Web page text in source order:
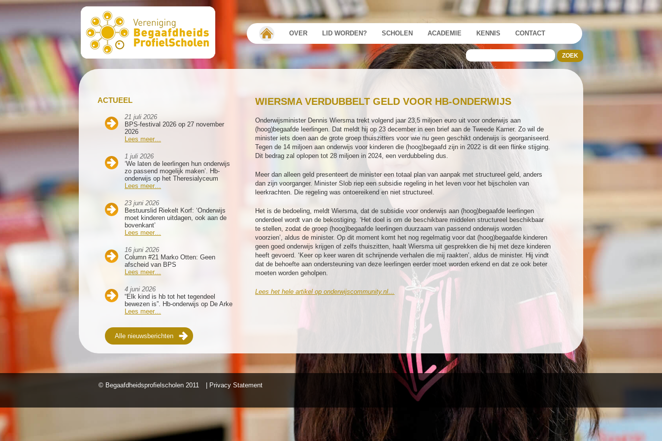
OVER LID WORDEN? SCHOLEN ACADEMIE KENNIS CONTACT
ACTUEEL
21 juli 2026
BPS-festival 2026 op 27 november
2026
Lees meer…
1 juli 2026
‘We laten de leerlingen hun onderwijs
zo passend mogelijk maken’. Hb-
onderwijs op het Theresialyceum
Lees meer…
23 juni 2026
Bestuurslid Riekelt Korf: ‘Onderwijs
moet kinderen uitdagen, ook aan de
bovenkant’
Lees meer…
16 juni 2026
Column #21 Marko Otten: Geen
afscheid van BPS
Lees meer…
4 juni 2026
“Elk kind is hb tot het tegendeel
bewezen is”. Hb-onderwijs op De Arke
Lees meer…
Alle nieuwsberichten
WIERSMA VERDUBBELT GELD VOOR HB-ONDERWIJS
Onderwijsminister Dennis Wiersma trekt volgend jaar 23,5 miljoen euro uit voor onderwijs aan
(hoog)begaafde leerlingen. Dat meldt hij op 23 december in een brief aan de Tweede Kamer. Zo wil de
minister iets doen aan de grote groep thuiszitters voor wie nu geen geschikt onderwijs is georganiseerd.
Tegen de 14 miljoen aan onderwijs voor kinderen die (hoog)begaafd zijn in 2022 is dit een flinke stijging.
Dit bedrag zal oplopen tot 28 miljoen in 2024, een verdubbeling dus.
Meer dan alleen geld presenteert de minister een totaal plan van aanpak met structureel geld, anders
dan zijn voorganger. Minister Slob riep een subsidie regeling in het leven voor het bijscholen van
leerkrachten. Die regeling was ontoereikend en niet structureel.
Het is de bedoeling, meldt Wiersma, dat de subsidie voor onderwijs aan (hoog)begaafde leerlingen
onderdeel wordt van de bekostiging. ‘Het doel is om de beschikbare middelen structureel beschikbaar
te stellen, zodat de groep (hoog)begaafde leerlingen duurzaam van passend onderwijs worden
voorzien’, aldus de minister. Op dit moment komt het nog regelmatig voor dat (hoog)begaafde kinderen
geen goed onderwijs krijgen of zelfs thuiszitten, haalt Wiersma uit gesprekken die hij met deze kinderen
heeft gevoerd. ‘Keer op keer waren dit schrijnende verhalen die mij raakten’, aldus de minister. Hij vindt
dat de behoefte aan ondersteuning van deze leerlingen eerder moet worden erkend en dat ze ook beter
moeten worden geholpen.
Lees het hele artikel op onderwijscommunity.nl…
© Begaafdheidsprofielscholen 2011 | Privacy Statement